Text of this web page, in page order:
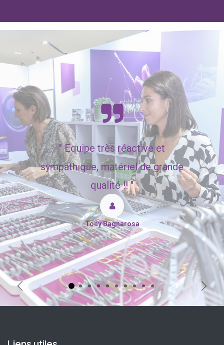
"Equipe très réactive et
sympathique, matériel de grande
qualité !! "
Tony Bagnarosa
Précédent